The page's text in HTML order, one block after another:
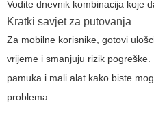
Vodite dnevnik kombinacija koje
Kratki savjet za putovanja
Za mobilne korisnike, gotovi
vrijeme i smanjuju rizik
pamuka i mali alat kako biste
problema.